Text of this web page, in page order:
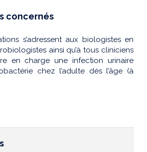
concernés
s’adressent aux biologistes en
ainsi qu’à tous cliniciens
en charge une infection urinaire
chez l’adulte dès l’âge (à